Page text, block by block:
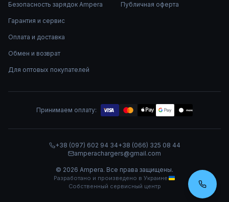
Безопасность зарядок Ampera
Гарантия и сервис
Оплата и доставка
Обмен и возврат
Для оптовых покупателей
Публичная оферта
Принимаем оплату: mono
+38 (097) 602 94 34+38 (066) 325 08 44
amperachargers@gmail.com
© 2026 Ampera. Все права защищены.
Разработано и произведено в Украине
Собственный сервисный центр